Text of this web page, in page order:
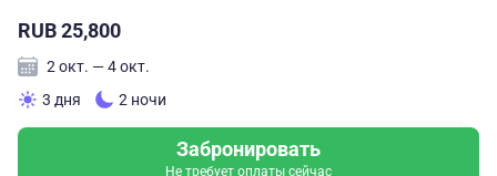
RUB 25,800
2 окт. — 4 окт.
3 дня
2 ночи
Забронировать
Не требует оплаты сейчас